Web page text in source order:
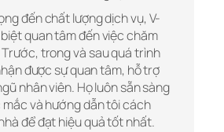
đến chất lượng dịch vụ, V-
quan tâm đến việc chăm
trong và sau quá trình
được sự quan tâm, hỗ trợ
nhân viên. Họ luôn sẵn sàng
mắc và hướng dẫn tôi cách
để đạt hiệu quả tốt nhất.